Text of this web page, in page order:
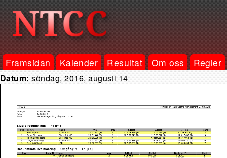
Framsidan Kalender Resultat Om oss Regler
Datum:söndag, 2016, augusti 14